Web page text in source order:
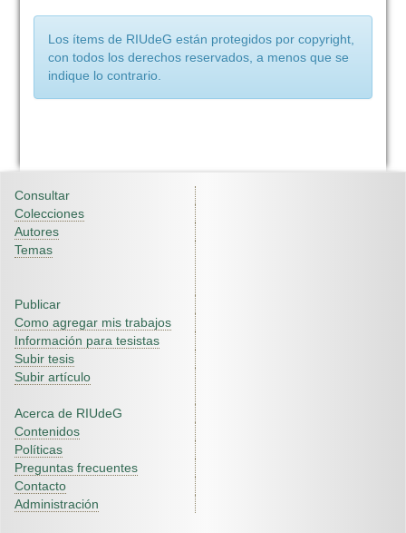
Los ítems de RIUdeG están protegidos por copyright,
con todos los derechos reservados, a menos que se
indique lo contrario.
Consultar
Colecciones
Autores
Temas
Publicar
Como agregar mis trabajos
Información para tesistas
Subir tesis
Subir artículo
Acerca de RIUdeG
Contenidos
Políticas
Preguntas frecuentes
Contacto
Administración